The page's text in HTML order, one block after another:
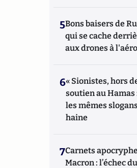
5Bons baisers de
qui se cache
aux drones à
6« Sionistes, hors
soutien au Hamas
les mêmes
haine
7Carnets
Macron : l’échec